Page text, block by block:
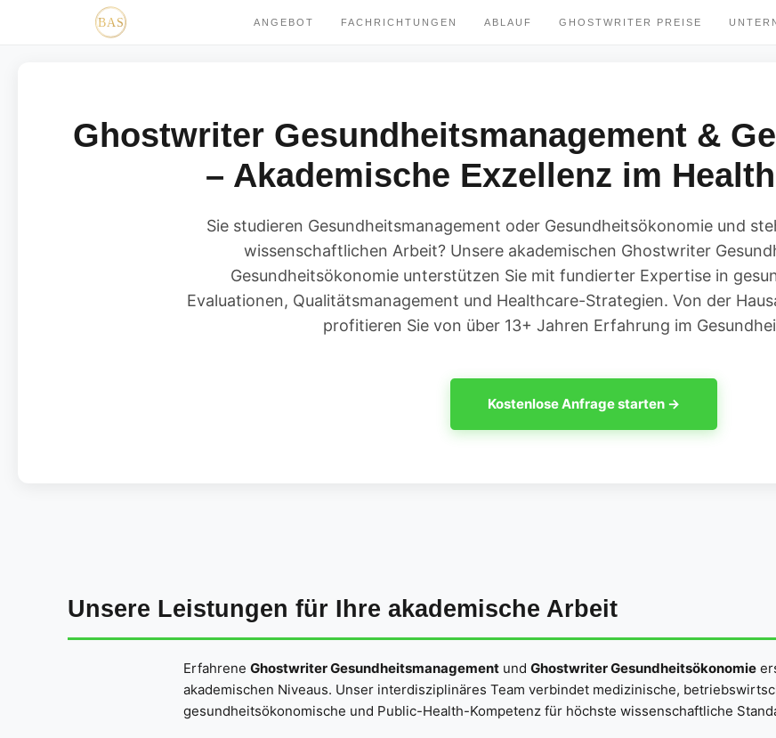
ANGEBOT FACHRICHTUNGEN ABLAUF GHOSTWRITER PREISE
Ghostwriter Gesundheitsmanagement &
– Akademische Exzellenz im
Sie studieren Gesundheitsmanagement oder Gesundheitsökonomie und
wissenschaftlichen Arbeit? Unsere akademischen Ghostwriter
Gesundheitsökonomie unterstützen Sie mit fundierter Expertise in
Evaluationen, Qualitätsmanagement und Healthcare-Strategien. Von der
profitieren Sie von über 13+ Jahren Erfahrung im
Kostenlose Anfrage starten →
Unsere Leistungen für Ihre akademische Arbeit
Erfahrene Ghostwriter Gesundheitsmanagementund Ghostwriter Gesundheitsökonomie
akademischen Niveaus. Unser interdisziplinäres Team verbindet medizinische,
gesundheitsökonomische und Public-Health-Kompetenz für höchste wissenschaftliche